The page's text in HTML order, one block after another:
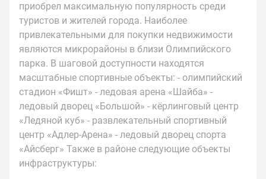
приобрел максимальную популярность среди
туристов и жителей города. Наиболее
привлекательными для покупки недвижимости
являются микрорайоны в близи Олимпийского
парка. В шаговой доступности находятся
масштабные спортивные объекты: - олимпийский
стадион «Фишт» - ледовая арена «Шайба» -
ледовый дворец «Большой» - кёрлинговый центр
«Ледяной куб» - развлекательный спортивный
центр «Адлер-Арена» - ледовый дворец спорта
«Айсберг» Также в районе следующие объекты
инфраструктуры: